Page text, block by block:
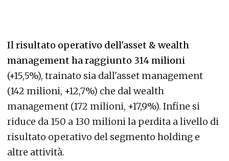
Il risultato operativo dell'asset & wealth
management ha raggiunto 314 milioni
(+15,5%), trainato sia dall'asset management
(142 milioni, +12,7%) che dal wealth
management (172 milioni, +17,9%). Infine si
riduce da 150 a 130 milioni la perdita a livello di
risultato operativo del segmento holding e
altre attività.